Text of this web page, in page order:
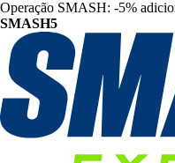
Operação SMASH: -5%
SMASH5